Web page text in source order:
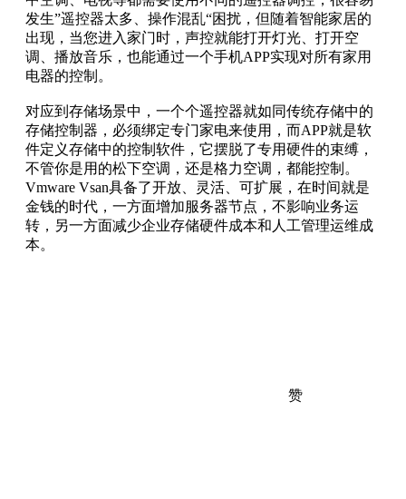
发生”遥控器太多、操作混乱“困扰，但随着智能家居的
出现，当您进入家门时，声控就能打开灯光、打开空
调、播放音乐，也能通过一个手机APP实现对所有家用
电器的控制。
对应到存储场景中，一个个遥控器就如同传统存储中的
存储控制器，必须绑定专门家电来使用，而APP就是软
件定义存储中的控制软件，它摆脱了专用硬件的束缚，
不管你是用的松下空调，还是格力空调，都能控制。
Vmware Vsan具备了开放、灵活、可扩展，在时间就是
金钱的时代，一方面增加服务器节点，不影响业务运
转，另一方面减少企业存储硬件成本和人工管理运维成
本。
赞